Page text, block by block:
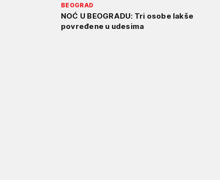
BEOGRAD
NOĆ U BEOGRADU: Tri osobe lakše
povređene u udesima